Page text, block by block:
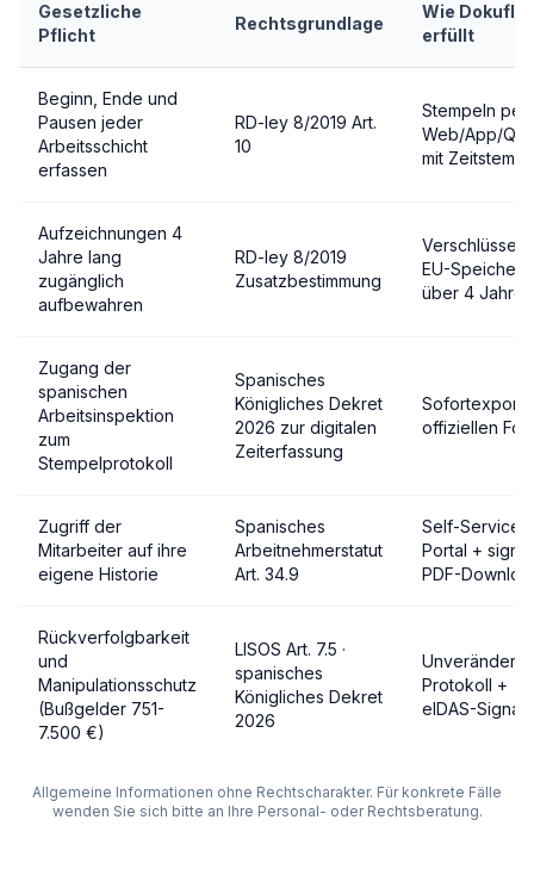
Gesetzliche
Pflicht
Rechtsgrundlage
Wie
erfüllt
Beginn, Ende und
Pausen jeder
Arbeitsschicht
erfassen
RD-ley 8/2019 Art.
10
Stempeln per
Web/App/QR/
mit
Aufzeichnungen 4
Jahre lang
zugänglich
aufbewahren
RD-ley 8/2019
Zusatzbestimmung
EU-
über 4 Jahre
Zugang der
spanischen
Arbeitsinspektion
zum
Stempelprotokoll
Spanisches
Königliches Dekret
2026 zur digitalen
Zeiterfassung
Sofortexport
offiziellen
Zugriff der
Mitarbeiter auf ihre
eigene Historie
Spanisches
Arbeitnehmerstatut
Art. 34.9
Self-Service-
Portal +
PDF-
Rückverfolgbarkeit
und
Manipulationsschutz
(Bußgelder 751-
7.500 €)
LISOS Art. 7.5 ·
spanisches
Königliches Dekret
2026
Protokoll +
eIDAS-
Allgemeine Informationen ohne Rechtscharakter. Für konkrete Fälle
wenden Sie sich bitte an Ihre Personal- oder Rechtsberatung.